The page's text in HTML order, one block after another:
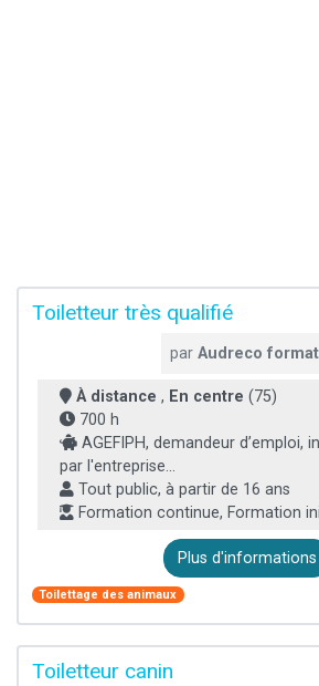
Toiletteur très qualifié
par Audreco
À distance , En centre (75)
700 h
AGEFIPH, demandeur d’emploi,
par l'entreprise...
Tout public, à partir de 16 ans
Formation continue, Formation
Plus d'informations
Toilettage des animaux
Toiletteur canin